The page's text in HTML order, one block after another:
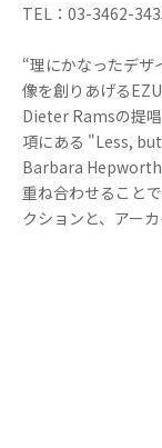
TEL： 03-3462-
“理にかなったデザ
像を創りあげる
Dieter Ramsの提
項にある "Less,
Barbara Hepworth
重ね合わせること
クションと、アー